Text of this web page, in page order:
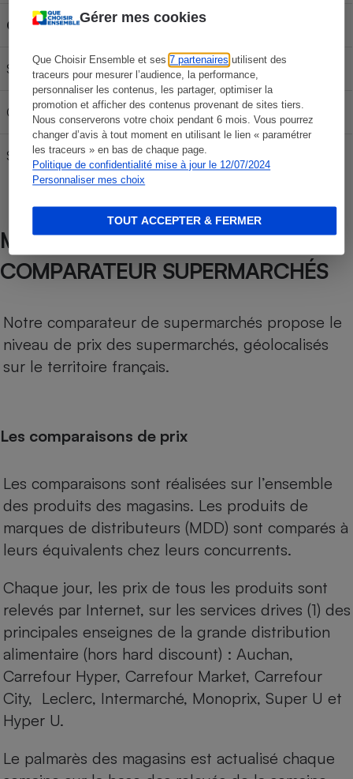
Gérer mes cookies
Que Choisir Ensemble et ses7 partenaires utilisent des
traceurs pour mesurer l’audience, la performance,
personnaliser les contenus, les partager, optimiser la
promotion et afficher des contenus provenant de sites tiers.
Nous conserverons votre choix pendant 6 mois. Vous pourrez
changer d’avis à tout moment en utilisant le lien « paramétrer
les traceurs » en bas de chaque page.
Politique de confidentialité mise à jour le 12/07/2024
Personnaliser mes choix
TOUT ACCEPTER & FERMER
Carburant 30L 50L
SP 95-E10 57,45 € 95,75 € 134,05 €
Gazole 62,37 € 103,95 € 145,53 €
SP 98 60,60 € 101,00 €
MÉTHODOLOGIE DE NOTRE
COMPARATEUR SUPERMARCHÉS
Notre comparateur de supermarchés propose le
niveau de prix des supermarchés, géolocalisés
sur le territoire français.
Les comparaisons de prix
Les comparaisons sont réalisées sur l’ensemble
des produits des magasins. Les produits de
marques de distributeurs (MDD) sont comparés à
leurs équivalents chez leurs concurrents.
Chaque jour, les prix de tous les produits sont
relevés par Internet, sur les services drives (1) des
principales enseignes de la grande distribution
alimentaire (hors hard discount) : Auchan,
Carrefour Hyper, Carrefour Market, Carrefour
City, Leclerc, Intermarché, Monoprix, Super U et
Hyper U.
Le palmarès des magasins est actualisé chaque